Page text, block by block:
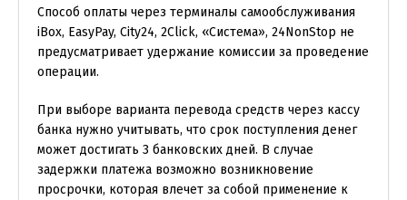
Способ оплаты через терминалы самообслуживания
iBox, EasyPay, City24, 2Click, «Система», 24NonStop не
предусматривает удержание комиссии за проведение
операции.
При выборе варианта перевода средств через кассу
банка нужно учитывать, что срок поступления денег
может достигать 3 банковских дней. В случае
задержки платежа возможно возникновение
просрочки, которая влечет за собой применение к